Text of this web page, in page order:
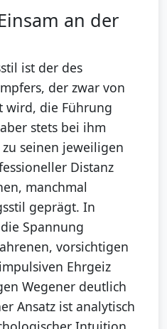
an der
ist der des
der zwar von
wird, die Führung
stets bei ihm
seinen jeweiligen
Distanz
manchmal
geprägt. In
Spannung
vorsichtigen
Ehrgeiz
Wegener deutlich
Ansatz ist analytisch